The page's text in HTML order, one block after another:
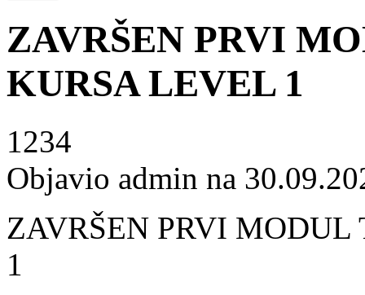
ZAVRŠEN PRVI
KURSA LEVEL 1
1234
Objavio admin na
ZAVRŠEN PRVI
1